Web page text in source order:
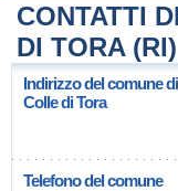
CONTATTI
DI TORA (RI)
Indirizzo del comune di
Colle di Tora
Telefono del comune